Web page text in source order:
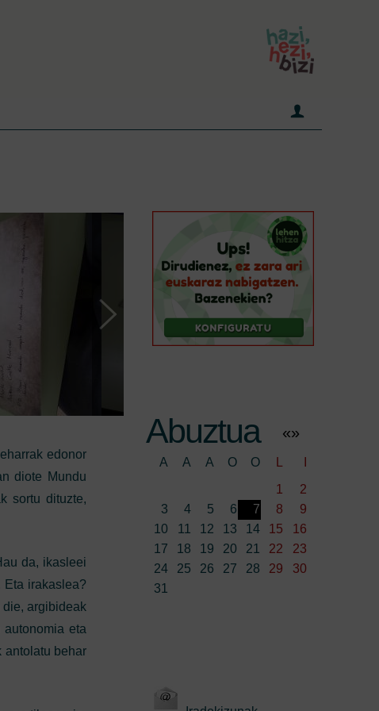
edonor
diote Mundu
sortu dituzte,
da, ikasleei
Eta irakaslea?
die, argibideak
eta
antolatu behar
Abuztua «»
A A A O O
1
2
3
4 5 6 7 8
9
10
11 12 13 14 15
16
17
18 19 20 21 22
23
24
25 26 27 28 29
30
31